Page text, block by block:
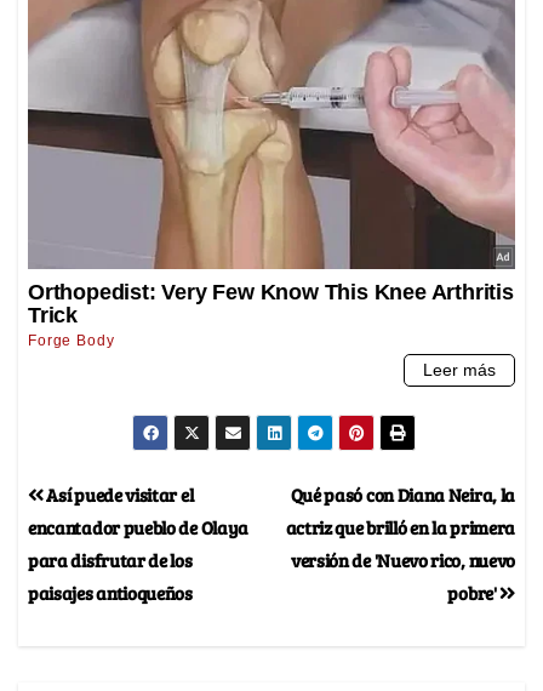
Qué pasó con Diana Neira, la
actriz que brilló en la primera
versión de 'Nuevo rico, nuevo
pobre'
Así puede visitar el
encantador pueblo de Olaya
para disfrutar de los
paisajes antioqueños